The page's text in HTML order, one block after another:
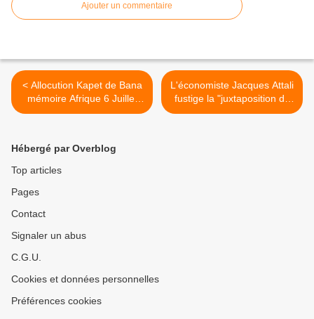
Ajouter un commentaire
< Allocution Kapet de Bana
mémoire Afrique 6 Juillet
Dakar Manjak Bakhonne by
L'économiste Jacques Attali
fustige la "juxtaposition de
corporatismes et de
Hébergé par Overblog
Top articles
Pages
Contact
Signaler un abus
C.G.U.
Cookies et données personnelles
Préférences cookies